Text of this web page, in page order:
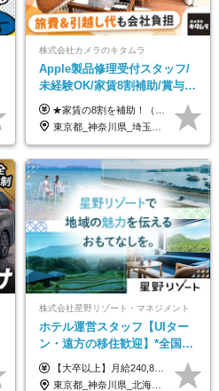
株式会社カメラのキタムラ
Apple製品修理受付スタッフ/
未経験OK/家賃8割補助/賞与年
2回/残業月平均4.7h/最大7連休
OK
★家賃の8割を補助！（限度額は地域により異なる） ※転勤による引っ越しが発生する場合 ＝＝＝＝＝＝＝＝＝＝＝＝＝＝＝＝＝＝＝＝＝＝＝ 例えば、家賃7.5万円なら6万円は会社で負担。 あなたが支払うのは、たったの1.5万円です！ 年間では自己負担額が約72万ほどお得になります！ ＝＝＝＝＝＝＝＝＝＝＝＝＝＝＝＝＝＝＝＝＝＝＝ 月給22万8,700円～26万3,100円＋賞与年2回（初回の支給は当社規定による）＋残業手当 ＜実際の給与例＞ *24歳:月給23万4,700円＋賞与年2回（初回の支給は当社規定による）＋残業手当＋諸手当 ※上記はあくまで参考月給です。ご経歴・年齢を考慮し、当社規定により決定します ※評価により昇給あり ※残業代は別途支給あり ※試用期間2ヶ月あり（期間中の給与・待遇に差異はありません） 【実在する社員の年収モデル】 年収530万円（30歳） 年収820万円（40歳） 【入社時の想定年収】 330万円～900万円
東京都_神奈川県_埼玉県_千葉県_大阪府_愛知県_北海道_岩手県_宮城県_秋田県_福島県_茨城県_栃木県_富山県_石川県_福井県_静岡県_岐阜県_三重県_兵庫県_京都府_滋賀県_奈良県_広島県_岡山県_徳島県_香川県_愛媛県_高知県_福岡県_熊本県_佐賀県_長崎県_大分県_宮崎県_沖縄県
株式会社星野リゾート・マネジメント
ホテル運営スタッフ【UIター
ン・遠方の移住歓迎】*全国募
集*週休3日/年休161日可*未経
験OK*新規開業あり
【大卒以上】月給240,800円以上+賞与2回+各種手当 【短大・専門学校卒】月給204,400円以上+賞与2回+各種手当 【上記以外】月給187,000円以上+賞与2回+各種手当 ※経験、資格、能力等を考慮の上、決定いたします ※残業代全額支給 ※試用期間3ヶ月（条件変更なし）
東京都_神奈川県_北海道_青森県_山形県_福島県_栃木県_群馬県_山梨県_長野県_石川県_静岡県_岐阜県_京都府_広島県_島根県_山口県_高知県_長崎県_大分県_鹿児島県_沖縄県